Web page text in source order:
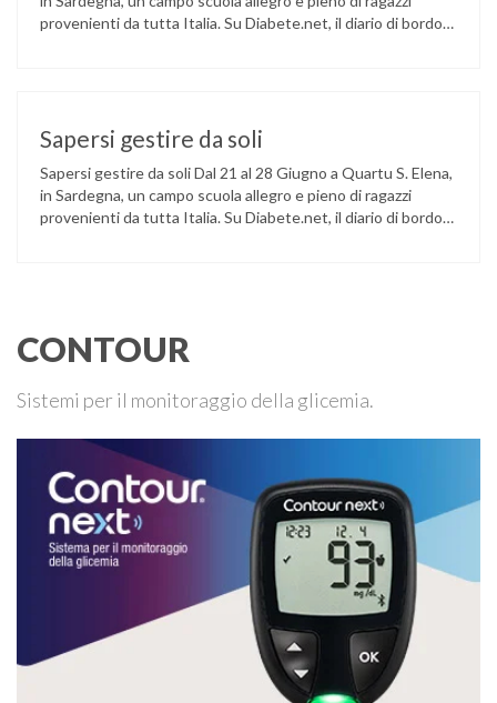
provenienti da tutta Italia. Su Diabete.net, il diario di bordo
Sapersi gestire da soli
Sapersi gestire da soli Dal 21 al 28 Giugno a Quartu S. Elena,
in Sardegna, un campo scuola allegro e pieno di ragazzi
provenienti da tutta Italia. Su Diabete.net, il diario di bordo
CONTOUR
Sistemi per il monitoraggio della glicemia.